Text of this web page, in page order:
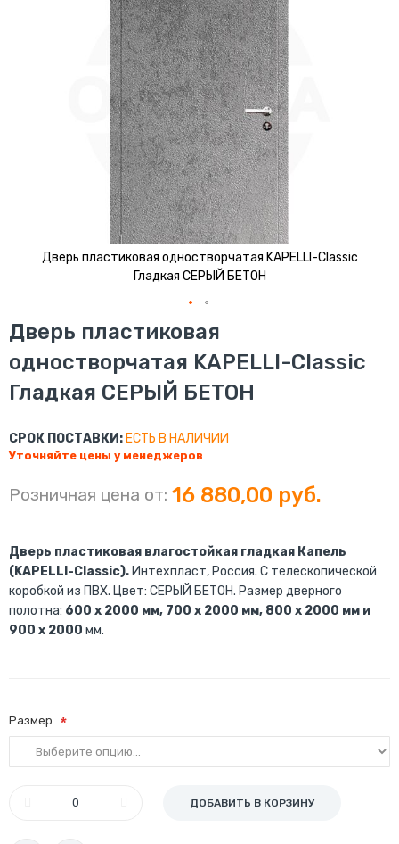
Дверь пластиковая одностворчатая KAPELLI-Classic
Гладкая СЕРЫЙ БЕТОН
Перейти
к
началу
изображений
Дверь пластиковая
одностворчатая KAPELLI-Classic
Гладкая СЕРЫЙ БЕТОН
СРОК ПОСТАВКИ: ЕСТЬ В НАЛИЧИИ
Уточняйте цены у менеджеров
Розничная цена от: 16 880,00 руб.
Дверь пластиковая влагостойкая гладкая Капель
(KAPELLI-Classic). Интехпласт, Россия. С телескопической
коробкой из ПВХ. Цвет: СЕРЫЙ БЕТОН. Размер дверного
полотна: 600 x 2000 мм, 700 x 2000 мм, 800 x 2000 мм и
900 x 2000 мм.
Размер
ДОБАВИТЬ В КОРЗИНУ